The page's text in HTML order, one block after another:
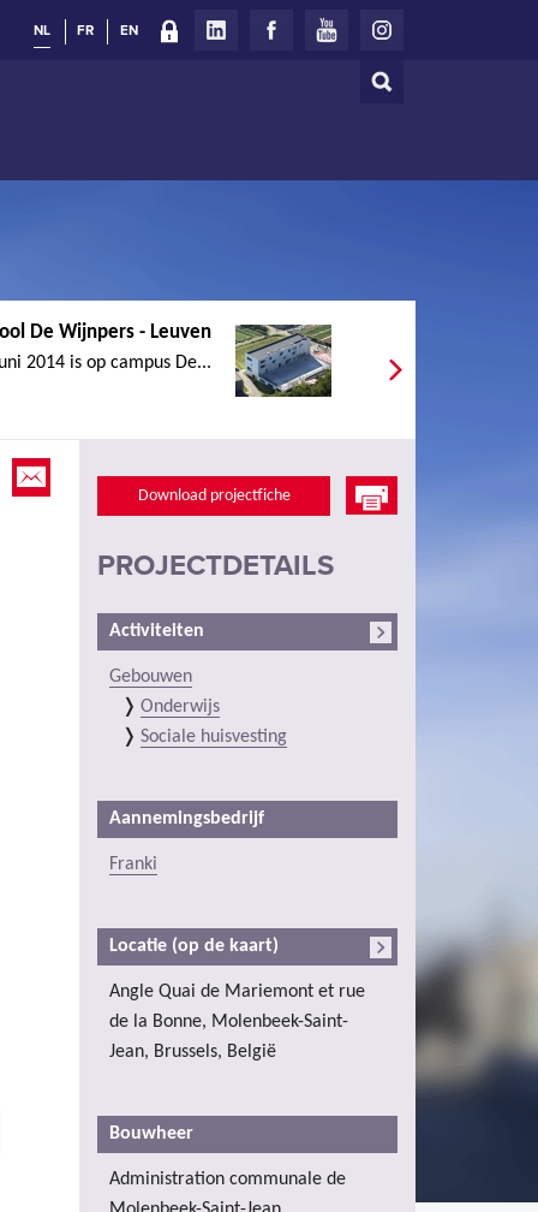
Zoeken
NL FR EN
De Wijnpers - Leuven
2014 is op campus De...
Download projectfiche
PROJECTDETAILS
Activiteiten
Gebouwen
Onderwijs
Sociale huisvesting
Aannemingsbedrijf
Franki
Locatie (op de kaart)
Angle Quai de Mariemont et rue
de la Bonne, Molenbeek-Saint-
Jean, Brussels, België
Bouwheer
Administration communale de